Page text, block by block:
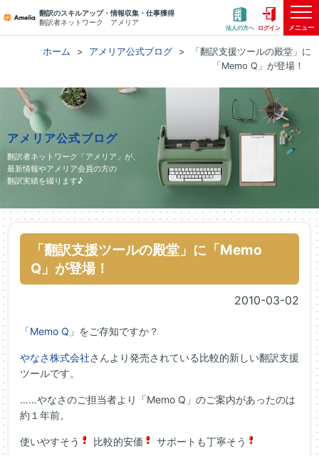
翻訳のスキルアップ・情報収集・仕事獲得
翻訳者ネットワーク アメリア
法人の方へ ログイン メニュー
ホーム アメリア公式ブログ
「翻訳支援ツールの殿堂」に
「Memo Q」が登場！
アメリア公式ブログ
翻訳者ネットワーク「アメリア」が、
最新情報やアメリア会員の方の
翻訳実績を綴ります♪
「翻訳支援ツールの殿堂」に「Memo
Q」が登場！
2010-03-02
「Memo Q 」をご存知ですか？
やなさ株式会社さんより発売されている比較的新しい翻訳支援
ツールです。
……やなさのご担当者より「Memo Q」のご案内があったのは
約１年前。
使いやすそう 比較的安価 サポートも丁寧そう